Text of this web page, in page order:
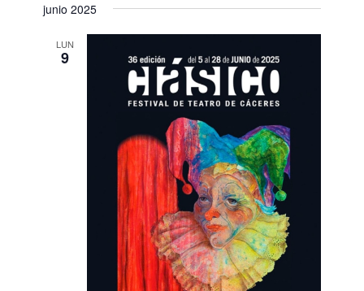
y
vistas
de
Eventos
Evento
fecha.
junio 2025
LUN
9